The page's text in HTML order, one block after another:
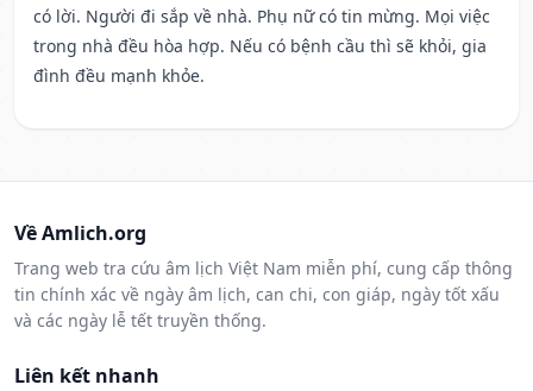
có lời. Người đi sắp về nhà. Phụ nữ có tin mừng. Mọi việc
trong nhà đều hòa hợp. Nếu có bệnh cầu thì sẽ khỏi, gia
đình đều mạnh khỏe.
Về Amlich.org
Trang web tra cứu âm lịch Việt Nam miễn phí, cung cấp thông
tin chính xác về ngày âm lịch, can chi, con giáp, ngày tốt xấu
và các ngày lễ tết truyền thống.
Liên kết nhanh